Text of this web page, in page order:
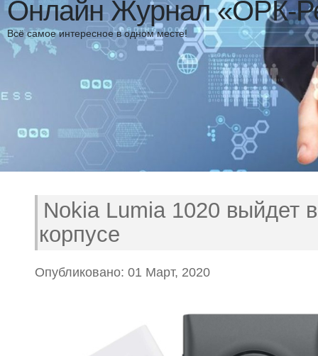
Онлайн Журнал «ОРК-
Всё самое интересное в одном месте!
Nokia Lumia 1020 выйдет
корпусе
Опубликовано: 01 Март, 2020